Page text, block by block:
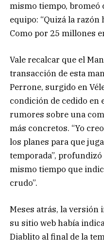
mismo tiempo, bromeó
equipo: “Quizá la
Como por 25 millones
Vale recalcar que el
transacción de esta
Perrone, surgido en
condición de cedido en
rumores sobre una
más concretos. “Yo
los planes para que
temporada”,
mismo tiempo que
crudo”.
Meses atrás, la versión
su sitio web había
Diablito al final de la